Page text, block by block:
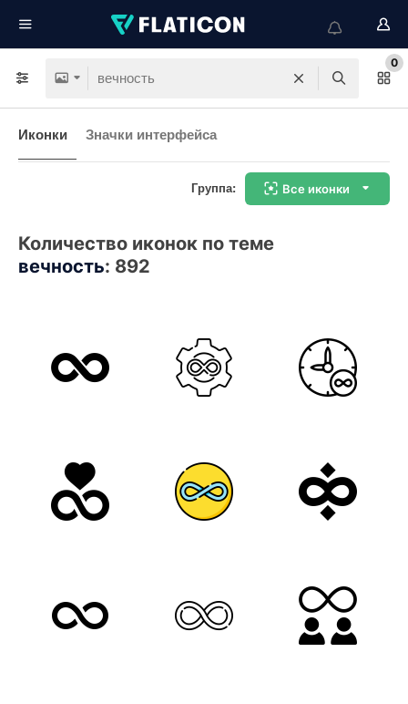
0
Иконки Значки интерфейса
Группа: Все иконки
Количество иконок по теме
вечность: 892